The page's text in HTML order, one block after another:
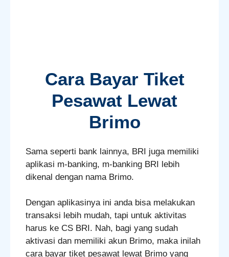
Cara Bayar Tiket
Pesawat Lewat
Brimo
Sama seperti bank lainnya, BRI juga memiliki
aplikasi m-banking, m-banking BRI lebih
dikenal dengan nama Brimo.
Dengan aplikasinya ini anda bisa melakukan
transaksi lebih mudah, tapi untuk aktivitas
harus ke CS BRI. Nah, bagi yang sudah
aktivasi dan memiliki akun Brimo, maka inilah
cara bayar tiket pesawat lewat Brimo yang